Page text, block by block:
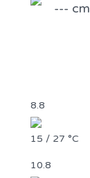
--- cm
8.8
15 / 27 °C
10.8